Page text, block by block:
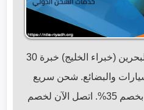
شركة شحن من جدة الى البحرين (خبراء الخليج) خبرة 30
والبضائع. شحن سريع
وآمن عبر جسر الملك فهد بخصم 35%. اتصل الآن لخصم